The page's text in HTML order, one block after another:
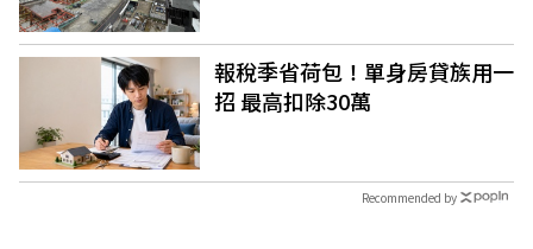
報稅季省荷包！單身房貸族用一
招 最高扣除30萬
Recommended by